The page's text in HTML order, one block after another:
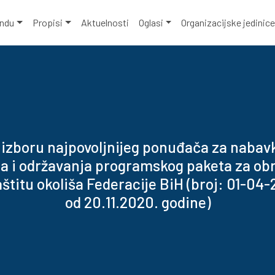
Propisi Aktuelnosti Oglasi Organizacijske jedinice
najpovoljnijeg ponuđača za
i održavanja programskog paketa za
okoliša Federacije BiH (broj: 01-
od 20.11.2020. godine)